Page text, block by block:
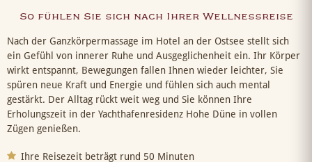
So fühlen Sie sich nach Ihrer Wellnessreise
Nach der Ganzkörpermassage im Hotel an der Ostsee stellt sich
ein Gefühl von innerer Ruhe und Ausgeglichenheit ein. Ihr Körper
wirkt entspannt, Bewegungen fallen Ihnen wieder leichter, Sie
spüren neue Kraft und Energie und fühlen sich auch mental
gestärkt. Der Alltag rückt weit weg und Sie können Ihre
Erholungszeit in der Yachthafenresidenz Hohe Düne in vollen
Zügen genießen.
Ihre Reisezeit beträgt rund 50 Minuten